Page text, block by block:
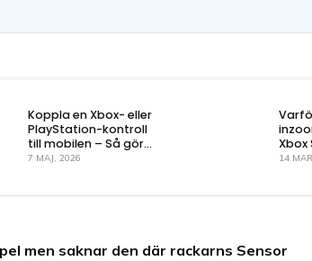
Koppla en Xbox- eller
PlayStation-kontroll
till mobilen – Så gör
du!
7 MAJ, 2026
Xbox
One?
14
men saknar den där rackarns Sensor